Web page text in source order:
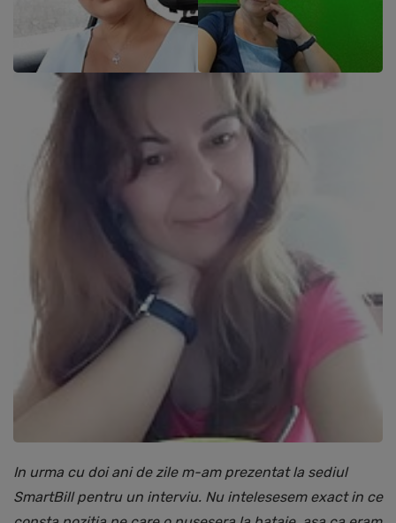
In urma cu doi ani de zile m-am prezentat la sediul
SmartBill pentru un interviu. Nu intelesesem exact in ce